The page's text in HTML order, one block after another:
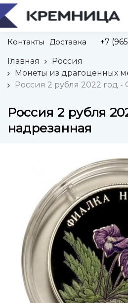
Контакты Доставка +7
Главная
Россия
Монеты из драгоценных
Россия 2 рубля 2022 год
Россия 2 рубля
надрезанная